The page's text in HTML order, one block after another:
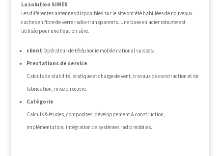
La solution SIMEX
Les différentes antennes disponibles sur le site ont été habillées de nouveaux
caches en fibre de verre radio-transparents. Une base en acier robuste est
utilisée pour une fixation sûre.
client Opérateur de téléphonie mobile national suisses.
Prestations de service
Calculs de stabilité, statique et charge de vent, travaux de construction et de
fabrication, mise en œuvre.
Catégorie
Calculs & études, composites, développement & construction,
implémentation, intégration de systèmes radio mobiles.